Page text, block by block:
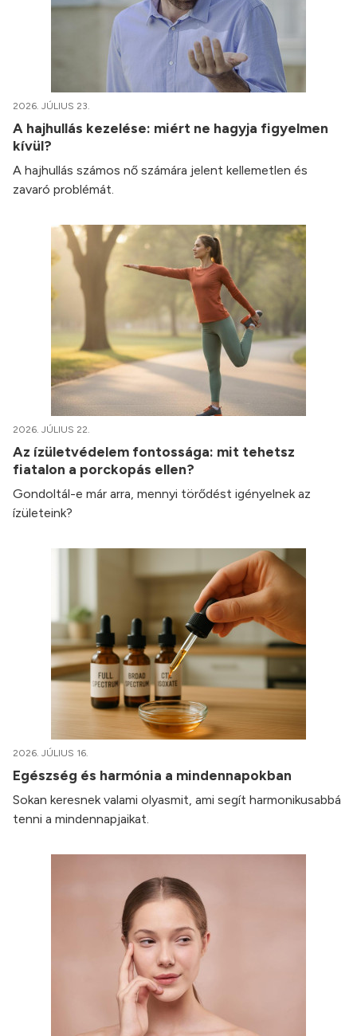
2026. JÚLIUS 23.
A hajhullás kezelése: miért ne hagyja figyelmen
kívül?
A hajhullás számos nő számára jelent kellemetlen és
zavaró problémát.
2026. JÚLIUS 22.
Az ízületvédelem fontossága: mit tehetsz
fiatalon a porckopás ellen?
Gondoltál-e már arra, mennyi törődést igényelnek az
ízületeink?
2026. JÚLIUS 16.
Egészség és harmónia a mindennapokban
Sokan keresnek valami olyasmit, ami segít harmonikusabbá
tenni a mindennapjaikat.